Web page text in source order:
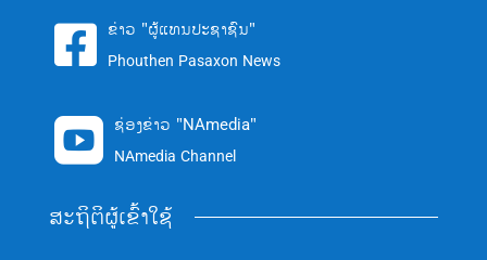
 ຂ່າວ "ຜູ້ແທນປະຊາຊົນ"
Phouthen Pasaxon News
 ຊ່ອງຂ່າວ "NAmedia"
NAmedia Channel
ສະຖິຕິຜູ້ເຂົ້າໃຊ້